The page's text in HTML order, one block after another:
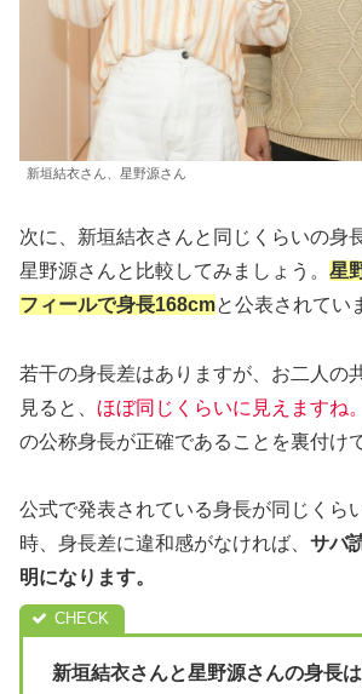
新垣結衣さん、星野源さん
次に、新垣結衣さんと同じくらいの身
星野源さんと比較してみましょう。 星
フィールで身長168cmと公表されてい
若干の身長差はありますが、お二人の
見ると、 ほぼ同じくらいに見えますね。
の公称身長が正確であることを裏付け
公式で発表されている身長が同じくら
時、身長差に違和感がなければ、 サバ
明になります。
新垣結衣さんと星野源さんの身長